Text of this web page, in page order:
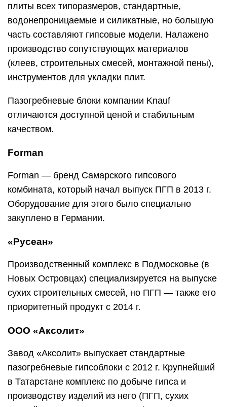
плиты всех типоразмеров, стандартные,
водонепроницаемые и силикатные, но большую
часть составляют гипсовые модели. Налажено
производство сопутствующих материалов
(клеев, строительных смесей, монтажной пены),
инструментов для укладки плит.
Пазогребневые блоки компании Knauf
отличаются доступной ценой и стабильным
качеством.
Forman
Forman — бренд Самарского гипсового
комбината, который начал выпуск ПГП в 2013 г.
Оборудование для этого было специально
закуплено в Германии.
«Русеан»
Производственный комплекс в Подмосковье (в
Новых Островцах) специализируется на выпуске
сухих строительных смесей, но ПГП — также его
приоритетный продукт с 2014 г.
ООО «Аксолит»
Завод «Аксолит» выпускает стандартные
пазогребневые гипсоблоки с 2012 г. Крупнейший
в Татарстане комплекс по добыче гипса и
производству изделий из него (ПГП, сухих